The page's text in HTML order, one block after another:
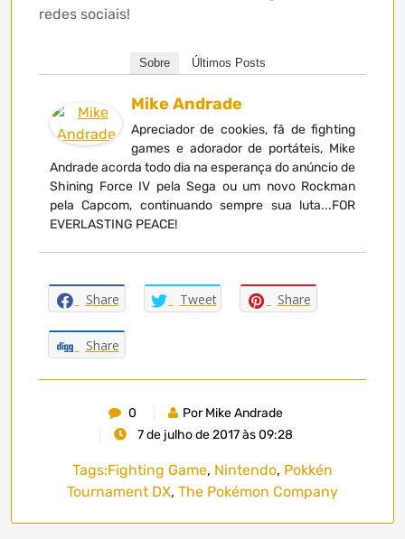
redes sociais!
Sobre Últimos Posts
Mike Andrade
Apreciador de cookies, fã de fighting
games e adorador de portáteis, Mike
Andrade acorda todo dia na esperança do anúncio de
Shining Force IV pela Sega ou um novo Rockman
pela Capcom, continuando sempre sua luta...FOR
EVERLASTING PEACE!
Share Tweet Share
Share
0
Por Mike Andrade
7 de julho de 2017 às 09:28
Tags:Fighting Game, Nintendo, Pokkén
Tournament DX, The Pokémon Company